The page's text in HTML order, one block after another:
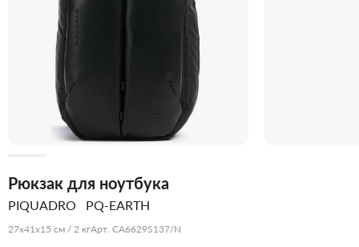
Рюкзак для ноутбука
PIQUADRO PQ-EARTH
27x41x15 см / 2 кгАрт. CA6629S137/N